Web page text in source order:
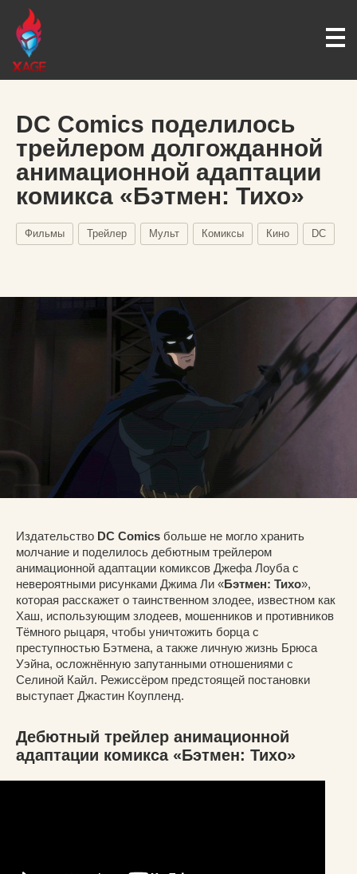
DC Comics поделилось
трейлером долгожданной
анимационной адаптации
комикса «Бэтмен: Тихо»
Фильмы Трейлер Мульт Комиксы Кино DC
Издательство DC Comics больше не могло хранить
молчание и поделилось дебютным трейлером
анимационной адаптации комиксов Джефа Лоуба с
невероятными рисунками Джима Ли «Бэтмен: Тихо»,
которая расскажет о таинственном злодее, известном как
Хаш, использующим злодеев, мошенников и противников
Тёмного рыцаря, чтобы уничтожить борца с
преступностью Бэтмена, а также личную жизнь Брюса
Уэйна, осложнённую запутанными отношениями с
Селиной Кайл. Режиссёром предстоящей постановки
выступает Джастин Коупленд.
Дебютный трейлер анимационной
адаптации комикса «Бэтмен: Тихо»